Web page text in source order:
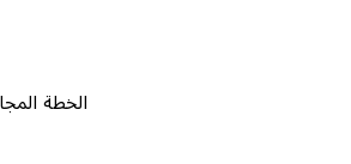
الخطة المجانية ٠